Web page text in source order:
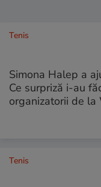
Tenis
Simona Halep a
Ce surpriză i-au
organizatorii de
Tenis